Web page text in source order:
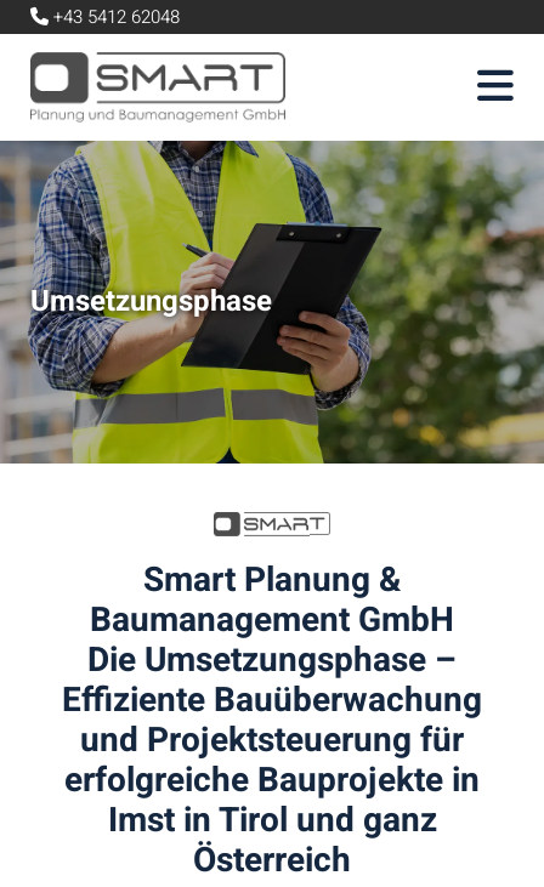
 +43 5412 62048
Umsetzungsphase
Smart Planung &
Baumanagement GmbH
Die Umsetzungsphase –
Effiziente Bauüberwachung
und Projektsteuerung für
erfolgreiche Bauprojekte in
Imst in Tirol und ganz
Österreich